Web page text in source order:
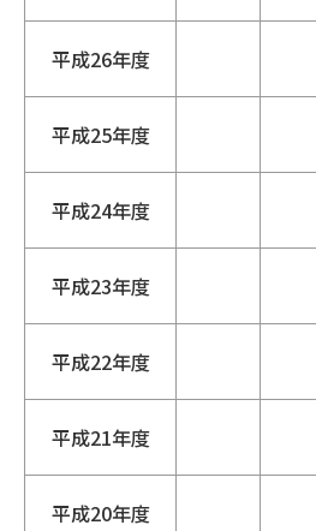
平成26年度
平成25年度
平成24年度
平成23年度
平成22年度
平成21年度
平成20年度